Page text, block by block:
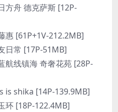
方舟 德克萨斯 [12P-
惠 [61P+1V-212.2MB]
日常 [17P-51MB]
航线镇海 奇奢花苑 [28P-
is shika [14P-139.9MB]
环 [18P-122.4MB]